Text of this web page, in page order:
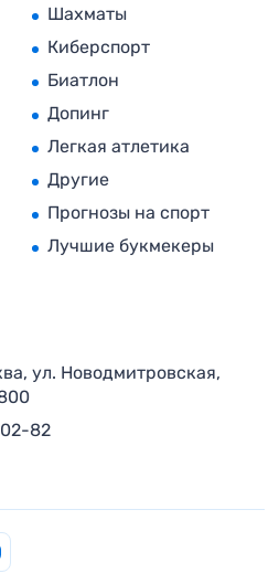
Шахматы
Киберспорт
Биатлон
Допинг
Легкая атлетика
Другие
Прогнозы на спорт
Лучшие букмекеры
ул. Новодмитровская,
02-82